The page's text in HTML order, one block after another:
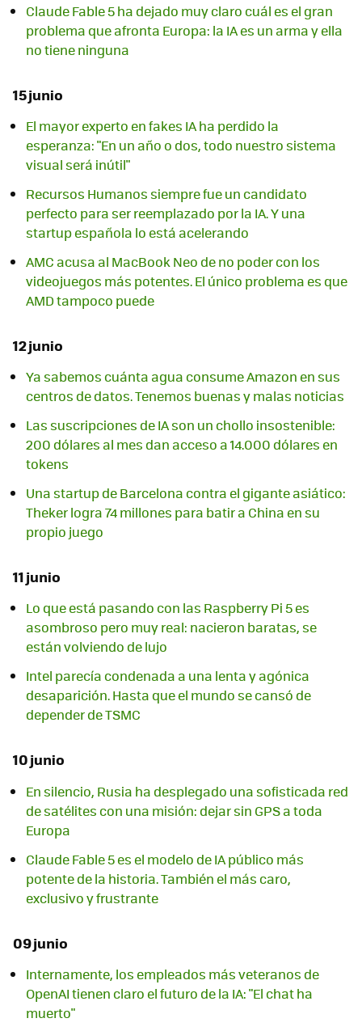
Claude Fable 5 ha dejado muy claro cuál es el gran
problema que afronta Europa: la IA es un arma y ella
no tiene ninguna
15 junio
El mayor experto en fakes IA ha perdido la
esperanza: "En un año o dos, todo nuestro sistema
visual será inútil"
Recursos Humanos siempre fue un candidato
perfecto para ser reemplazado por la IA. Y una
startup española lo está acelerando
AMC acusa al MacBook Neo de no poder con los
videojuegos más potentes. El único problema es que
AMD tampoco puede
12 junio
Ya sabemos cuánta agua consume Amazon en sus
centros de datos. Tenemos buenas y malas noticias
Las suscripciones de IA son un chollo insostenible:
200 dólares al mes dan acceso a 14.000 dólares en
tokens
Una startup de Barcelona contra el gigante asiático:
Theker logra 74 millones para batir a China en su
propio juego
11 junio
Lo que está pasando con las Raspberry Pi 5 es
asombroso pero muy real: nacieron baratas, se
están volviendo de lujo
Intel parecía condenada a una lenta y agónica
desaparición. Hasta que el mundo se cansó de
depender de TSMC
10 junio
En silencio, Rusia ha desplegado una sofisticada red
de satélites con una misión: dejar sin GPS a toda
Europa
Claude Fable 5 es el modelo de IA público más
potente de la historia. También el más caro,
exclusivo y frustrante
09 junio
Internamente, los empleados más veteranos de
OpenAI tienen claro el futuro de la IA: "El chat ha
muerto"